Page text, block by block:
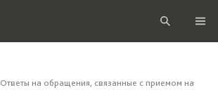
Ответы на обращения, связанные с приемом на